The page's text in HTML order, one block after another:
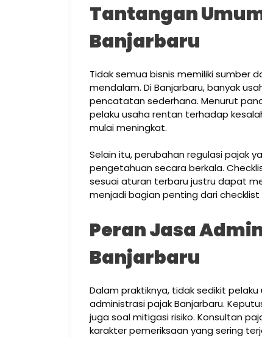
Tantangan
Banjarbaru
Tidak semua bisnis memiliki sumber
mendalam. Di Banjarbaru, banyak
pencatatan sederhana. Menurut
pelaku usaha rentan terhadap
mulai meningkat.
Selain itu, perubahan regulasi pajak
pengetahuan secara berkala.
sesuai aturan terbaru justru dapat
menjadi bagian penting dari checklist
Peran Jasa
Banjarbaru
Dalam praktiknya, tidak sedikit
administrasi pajak Banjarbaru.
juga soal mitigasi risiko. Konsultan
karakter pemeriksaan yang sering